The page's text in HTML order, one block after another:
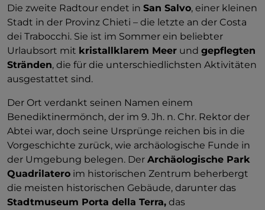
Die zweite Radtour endet in San Salvo, einer kleinen
Stadt in der Provinz Chieti – die letzte an der Costa
dei Trabocchi. Sie ist im Sommer ein beliebter
Urlaubsort mit kristallklarem Meer und gepflegten
Stränden, die für die unterschiedlichsten Aktivitäten
ausgestattet sind.
Der Ort verdankt seinen Namen einem
Benediktinermönch, der im 9. Jh. n. Chr. Rektor der
Abtei war, doch seine Ursprünge reichen bis in die
Vorgeschichte zurück, wie archäologische Funde in
der Umgebung belegen. Der Archäologische Park
Quadrilatero im historischen Zentrum beherbergt
die meisten historischen Gebäude, darunter das
Stadtmuseum Porta della Terra, das